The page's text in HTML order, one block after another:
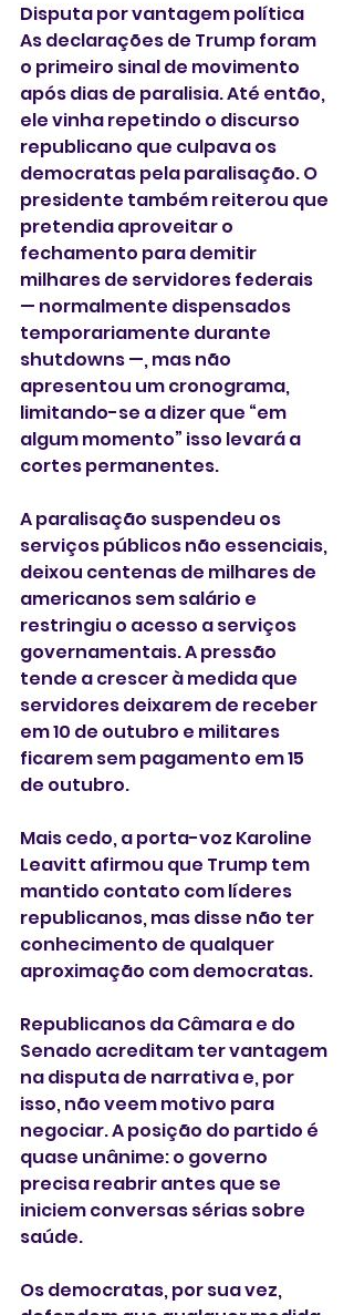
Disputa por vantagem política
As declarações de Trump foram
o primeiro sinal de movimento
após dias de paralisia. Até então,
ele vinha repetindo o discurso
republicano que culpava os
democratas pela paralisação. O
presidente também reiterou que
pretendia aproveitar o
fechamento para demitir
milhares de servidores federais
— normalmente dispensados
temporariamente durante
shutdowns —, mas não
apresentou um cronograma,
limitando-se a dizer que “em
algum momento” isso levará a
cortes permanentes.
A paralisação suspendeu os
serviços públicos não essenciais,
deixou centenas de milhares de
americanos sem salário e
restringiu o acesso a serviços
governamentais. A pressão
tende a crescer à medida que
servidores deixarem de receber
em 10 de outubro e militares
ficarem sem pagamento em 15
de outubro.
Mais cedo, a porta-voz Karoline
Leavitt afirmou que Trump tem
mantido contato com líderes
republicanos, mas disse não ter
conhecimento de qualquer
aproximação com democratas.
Republicanos da Câmara e do
Senado acreditam ter vantagem
na disputa de narrativa e, por
isso, não veem motivo para
negociar. A posição do partido é
quase unânime: o governo
precisa reabrir antes que se
iniciem conversas sérias sobre
saúde.
Os democratas, por sua vez,